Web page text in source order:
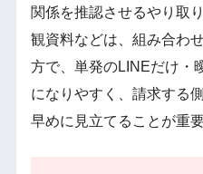
関係を推認させるやり取
観資料などは、組み合わ
方で、単発のLINEだけ・
になりやすく、請求する
早めに見立てることが重要